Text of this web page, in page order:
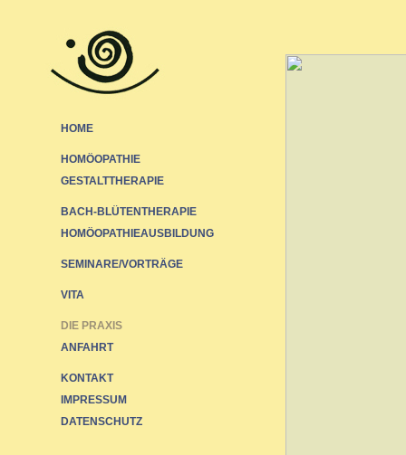
HOME
HOMÖOPATHIE
GESTALTTHERAPIE
BACH-BLÜTENTHERAPIE
HOMÖOPATHIEAUSBILDUNG
SEMINARE/VORTRÄGE
VITA
DIE PRAXIS
ANFAHRT
KONTAKT
IMPRESSUM
DATENSCHUTZ